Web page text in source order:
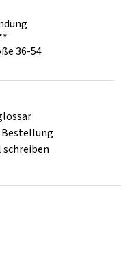
36-54
Bestellung
schreiben